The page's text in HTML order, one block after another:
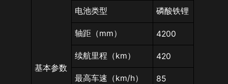
基本参数
电池类型 磷酸铁锂
轴距（mm） 4200
续航里程（km） 420
最高车速（km/h） 85